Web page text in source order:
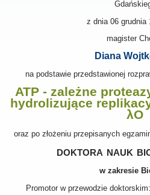
z dnia 06 grudnia
magister
Diana
na podstawie przedstawionej
ATP - zależne
hydrolizujące
λO
oraz po złożeniu przepisanych
doktora nauk
w zakresie
Promotor w przewodzie